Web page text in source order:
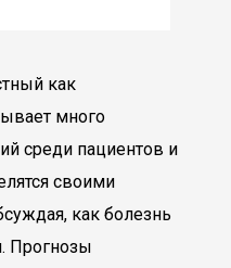
как
много
среди пациентов и
своими
как болезнь
Прогнозы